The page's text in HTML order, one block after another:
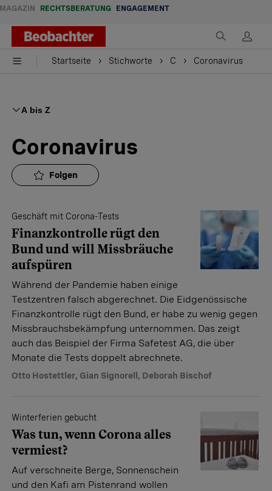
MAGAZIN RECHTSBERATUNG ENGAGEMENT
Startseite Stichworte C Coronavirus
A bis Z
Coronavirus
Folgen
Geschäft mit Corona-Tests
Finanzkontrolle rügt den
Bund und will Missbräuche
aufspüren
Während der Pandemie haben einige
Testzentren falsch abgerechnet. Die Eidgenössische
Finanzkontrolle rügt den Bund, er habe zu wenig gegen
Missbrauchsbekämpfung unternommen. Das zeigt
auch das Beispiel der Firma Safetest AG, die über
Monate die Tests doppelt abrechnete.
Otto Hostettler, Gian Signorell , Deborah Bischof
Winterferien gebucht
Was tun, wenn Corona alles
vermiest?
Auf verschneite Berge, Sonnenschein
und den Kafi am Pistenrand wollen